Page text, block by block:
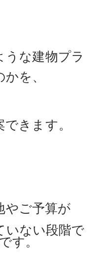
うな建物プラ
を、
きます。
やご予算が
いない段階で
す。